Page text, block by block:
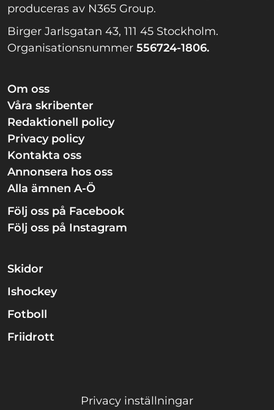
produceras av N365 Group.
Birger Jarlsgatan 43, 111 45 Stockholm.
Organisationsnummer 556724-1806.
Om oss
Våra skribenter
Redaktionell policy
Privacy policy
Kontakta oss
Annonsera hos oss
Alla ämnen A-Ö
Följ oss på Facebook
Följ oss på Instagram
Skidor
Ishockey
Fotboll
Friidrott
Privacy inställningar